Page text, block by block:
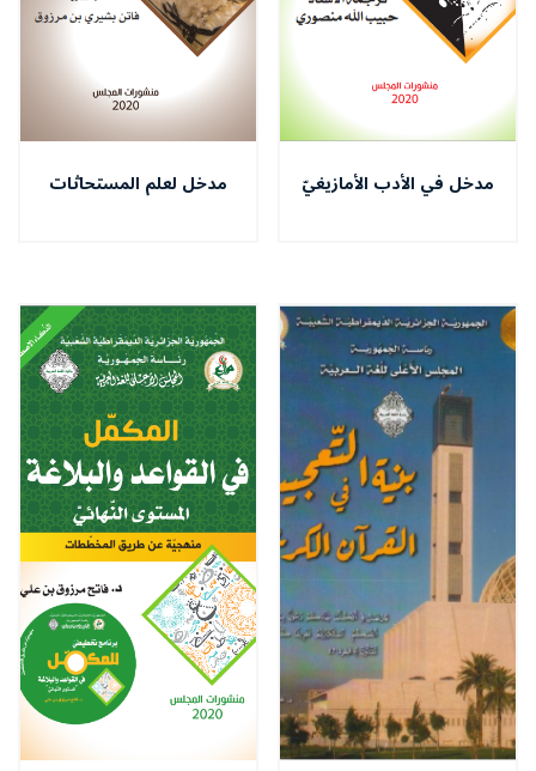
مدخل في الأدب الأمازيغيّ مدخل لعلم المستحاثات